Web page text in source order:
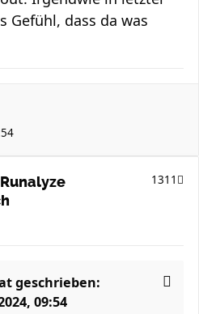
Gefühl, dass da was
1311
geschrieben:
09:54